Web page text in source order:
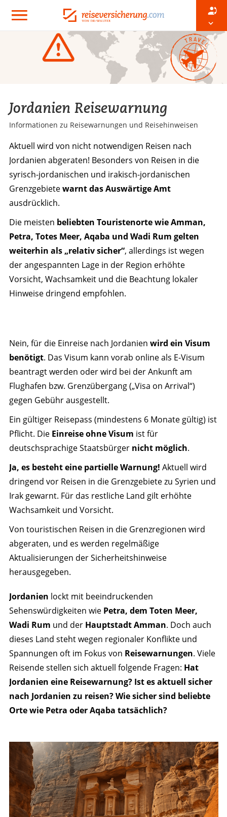
Jordanien Reisewarnung
Informationen zu Reisewarnungen und Reisehinweisen
Aktuell wird von nicht notwendigen Reisen nach
Jordanien abgeraten! Besonders von Reisen in die
syrisch-jordanischen und irakisch-jordanischen
Grenzgebietewarnt das Auswärtige Amt
ausdrücklich.
Die meisten beliebten Touristenorte wie Amman,
Petra, Totes Meer, Aqaba und Wadi Rum gelten
weiterhin als „relativ sicher“, allerdings ist wegen
der angespannten Lage in der Region erhöhte
Vorsicht, Wachsamkeit und die Beachtung lokaler
Hinweise dringend empfohlen.
Nein, für die Einreise nach Jordanien wird ein Visum
benötigt. Das Visum kann vorab online als E-Visum
beantragt werden oder wird bei der Ankunft am
Flughafen bzw. Grenzübergang („Visa on Arrival“)
gegen Gebühr ausgestellt.
Ein gültiger Reisepass (mindestens 6 Monate gültig) ist
Pflicht. Die Einreise ohne Visum ist für
deutschsprachige Staatsbürger nicht möglich.
Ja, es besteht eine partielle Warnung! Aktuell wird
dringend vor Reisen in die Grenzgebiete zu Syrien und
Irak gewarnt. Für das restliche Land gilt erhöhte
Wachsamkeit und Vorsicht.
Von touristischen Reisen in die Grenzregionen wird
abgeraten, und es werden regelmäßige
Aktualisierungen der Sicherheitshinweise
herausgegeben.
Jordanien lockt mit beeindruckenden
Sehenswürdigkeiten wie Petra, dem Toten Meer,
Wadi Rum und der Hauptstadt Amman. Doch auch
dieses Land steht wegen regionaler Konflikte und
Spannungen oft im Fokus von Reisewarnungen. Viele
Reisende stellen sich aktuell folgende Fragen: Hat
Jordanien eine Reisewarnung?Ist es aktuell sicher
nach Jordanien zu reisen? Wie sicher sind beliebte
Orte wie Petra oder Aqaba tatsächlich?